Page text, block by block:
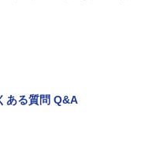
ある質問 Q&A